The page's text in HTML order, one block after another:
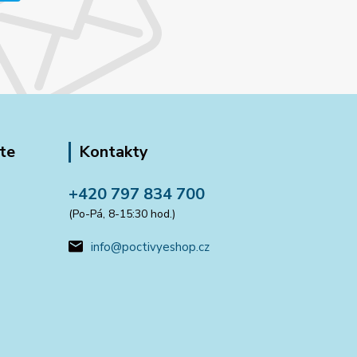
Kontakty
+420 797 834 700
(Po-Pá, 8-15:30 hod.)
info@poctivyeshop.cz